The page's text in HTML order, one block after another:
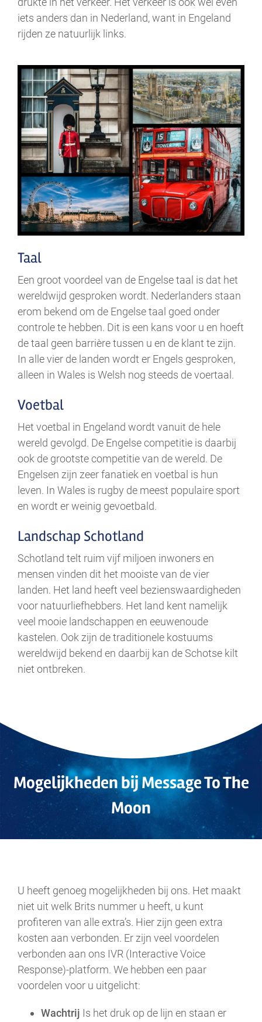
iets anders dan in Nederland, want in Engeland
rijden ze natuurlijk links.
Taal
Een groot voordeel van de Engelse taal is dat het
wereldwijd gesproken wordt. Nederlanders staan
erom bekend om de Engelse taal goed onder
controle te hebben. Dit is een kans voor u en hoeft
de taal geen barrière tussen u en de klant te zijn.
In alle vier de landen wordt er Engels gesproken,
alleen in Wales is Welsh nog steeds de voertaal.
Voetbal
Het voetbal in Engeland wordt vanuit de hele
wereld gevolgd. De Engelse competitie is daarbij
ook de grootste competitie van de wereld. De
Engelsen zijn zeer fanatiek en voetbal is hun
leven. In Wales is rugby de meest populaire sport
en wordt er weinig gevoetbald.
Landschap Schotland
Schotland telt ruim vijf miljoen inwoners en
mensen vinden dit het mooiste van de vier
landen. Het land heeft veel bezienswaardigheden
voor natuurliefhebbers. Het land kent namelijk
veel mooie landschappen en eeuwenoude
kastelen. Ook zijn de traditionele kostuums
wereldwijd bekend en daarbij kan de Schotse kilt
niet ontbreken.
Mogelijkheden bij Message To The
Moon
U heeft genoeg mogelijkheden bij ons. Het maakt
niet uit welk Brits nummer u heeft, u kunt
profiteren van alle extra’s. Hier zijn geen extra
kosten aan verbonden. Er zijn veel voordelen
verbonden aan ons IVR (Interactive Voice
Response)-platform. We hebben een paar
voordelen voor u uitgelicht:
Wachtrij Is het druk op de lijn en staan er